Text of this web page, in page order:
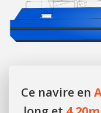
Ce navire en